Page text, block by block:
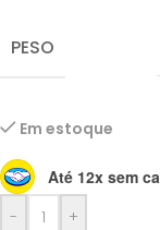
PESO
Em estoque
Até 12x sem
-
+